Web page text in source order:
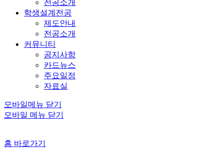
전공소개
학생설계전공
제도안내
전공소개
커뮤니티
공지사항
카드뉴스
주요일정
자료실
모바일메뉴 닫기
모바일 메뉴 닫기
홈 바로가기